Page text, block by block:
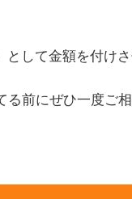
して金額を付け
前にぜひ一度ご相